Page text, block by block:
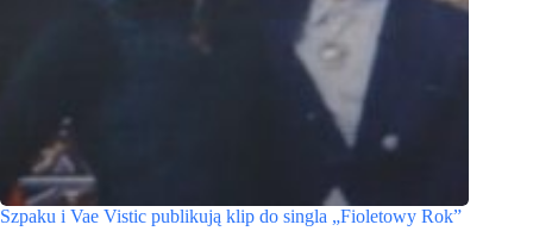
Szpaku i Vae Vistic publikują klip do singla „Fioletowy Rok”